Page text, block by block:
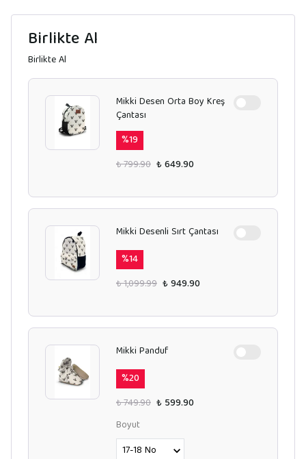
Birlikte Al
Birlikte Al
Mikki Desen Orta Boy Kreş
Çantası
%19
₺ 799.90 ₺ 649.90
Mikki Desenli Sırt Çantası
%14
₺ 1,099.99 ₺ 949.90
Mikki Panduf
%20
₺ 749.90 ₺ 599.90
Boyut